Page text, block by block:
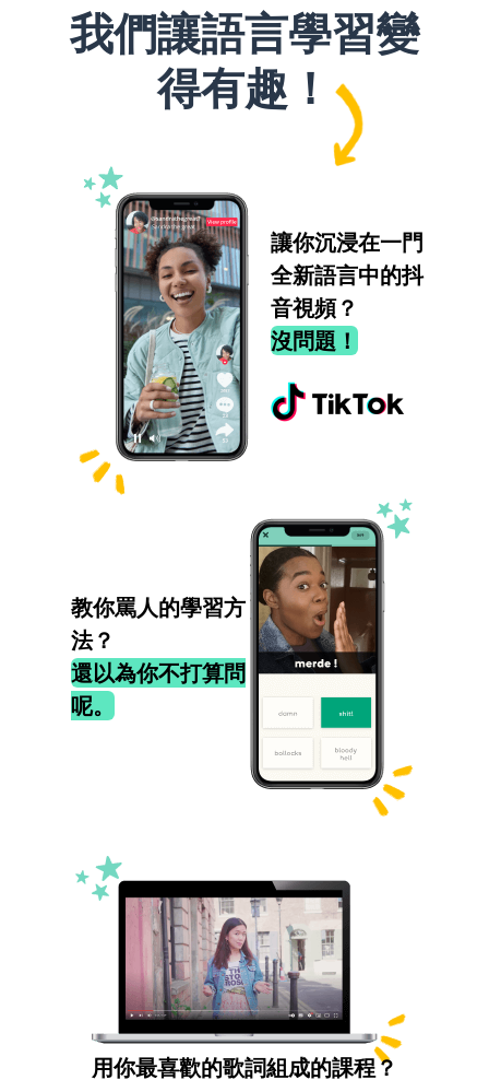
我們讓語言學習變
得有趣！
讓你沉浸在一門
全新語言中的抖
音視頻？
沒問題！
教你罵人的學習方
法？
還以為你不打算問
呢。
用你最喜歡的歌詞組成的課程？